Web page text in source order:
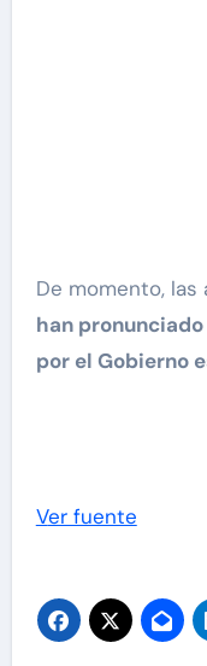
De momento, las
han
por el Gobierno
Ver fuente